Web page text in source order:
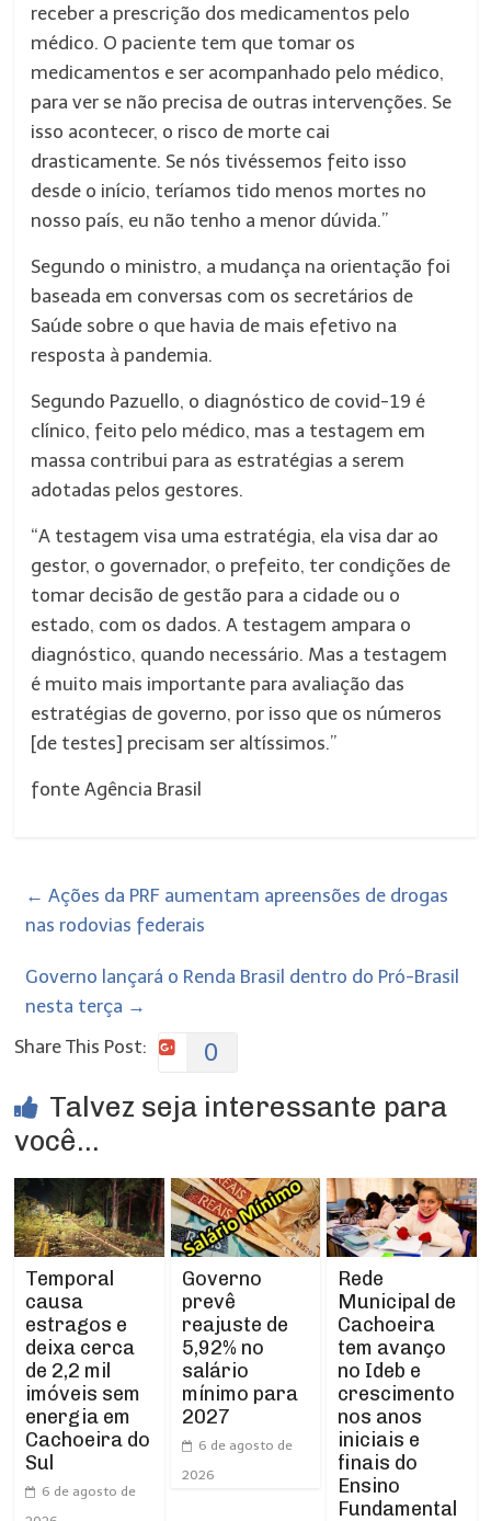
receber a prescrição dos medicamentos pelo
médico. O paciente tem que tomar os
medicamentos e ser acompanhado pelo médico,
para ver se não precisa de outras intervenções. Se
isso acontecer, o risco de morte cai
drasticamente. Se nós tivéssemos feito isso
desde o início, teríamos tido menos mortes no
nosso país, eu não tenho a menor dúvida.”
Segundo o ministro, a mudança na orientação foi
baseada em conversas com os secretários de
Saúde sobre o que havia de mais efetivo na
resposta à pandemia.
Segundo Pazuello, o diagnóstico de covid-19 é
clínico, feito pelo médico, mas a testagem em
massa contribui para as estratégias a serem
adotadas pelos gestores.
“A testagem visa uma estratégia, ela visa dar ao
gestor, o governador, o prefeito, ter condições de
tomar decisão de gestão para a cidade ou o
estado, com os dados. A testagem ampara o
diagnóstico, quando necessário. Mas a testagem
é muito mais importante para avaliação das
estratégias de governo, por isso que os números
[de testes] precisam ser altíssimos.”
fonte Agência Brasil
← Ações da PRF aumentam apreensões de drogas
nas rodovias federais
Governo lançará o Renda Brasil dentro do Pró-Brasil
nesta terça →
Share This Post:
0
Talvez seja interessante para
você...
Temporal
causa
estragos e
deixa cerca
de 2,2 mil
imóveis sem
energia em
Cachoeira do
Sul
6 de agosto de
Governo
prevê
reajuste de
5,92% no
salário
mínimo para
2027
6 de agosto de
2026
Rede
Municipal de
Cachoeira
tem avanço
no Ideb e
crescimento
nos anos
iniciais e
finais do
Ensino
Fundamental